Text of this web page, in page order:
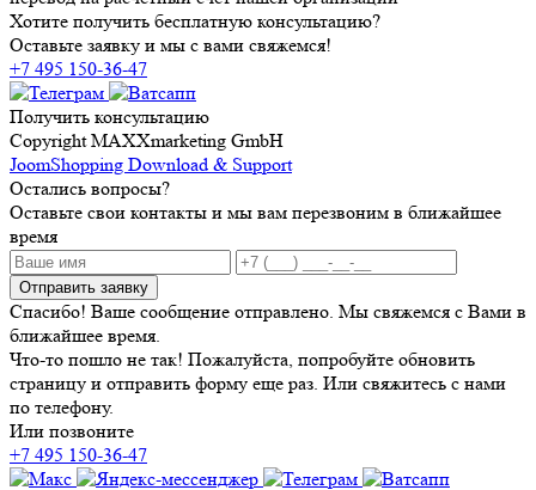
Хотите получить бесплатную консультацию?
Оставьте заявку и мы с вами свяжемся!
+7 495 150-36-47
Получить консультацию
Copyright MAXXmarketing GmbH
JoomShopping Download & Support
Остались вопросы?
Оставьте свои контакты и мы вам перезвоним в ближайшее
время
Отправить заявку
Спасибо! Ваше сообщение отправлено. Мы свяжемся с Вами в
ближайшее время.
Что-то пошло не так! Пожалуйста, попробуйте обновить
страницу и отправить форму еще раз. Или свяжитесь с нами
по телефону.
Или позвоните
+7 495 150-36-47